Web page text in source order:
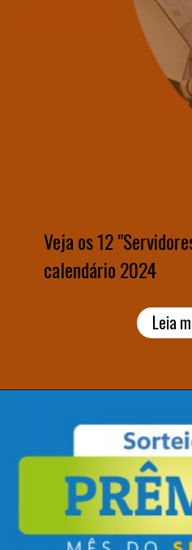
Veja os 12
calendário 2024
Leia